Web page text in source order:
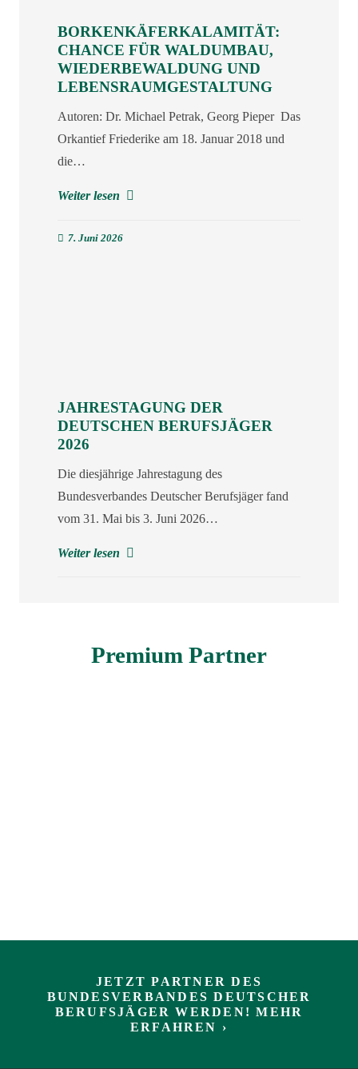
BORKENKÄFERKALAMITÄT:
CHANCE FÜR WALDUMBAU,
WIEDERBEWALDUNG UND
LEBENSRAUMGESTALTUNG
Autoren: Dr. Michael Petrak, Georg Pieper Das
Orkantief Friederike am 18. Januar 2018 und
die…
Weiter lesen
7. Juni 2026
JAHRESTAGUNG DER
DEUTSCHEN BERUFSJÄGER
2026
Die diesjährige Jahrestagung des
Bundesverbandes Deutscher Berufsjäger fand
vom 31. Mai bis 3. Juni 2026…
Weiter lesen
Premium Partner
JETZT PARTNER DES
BUNDESVERBANDES DEUTSCHER
BERUFSJÄGER WERDEN! MEHR
ERFAHREN ›